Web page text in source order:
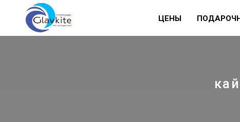
ГлавКайт ЦЕНЫ